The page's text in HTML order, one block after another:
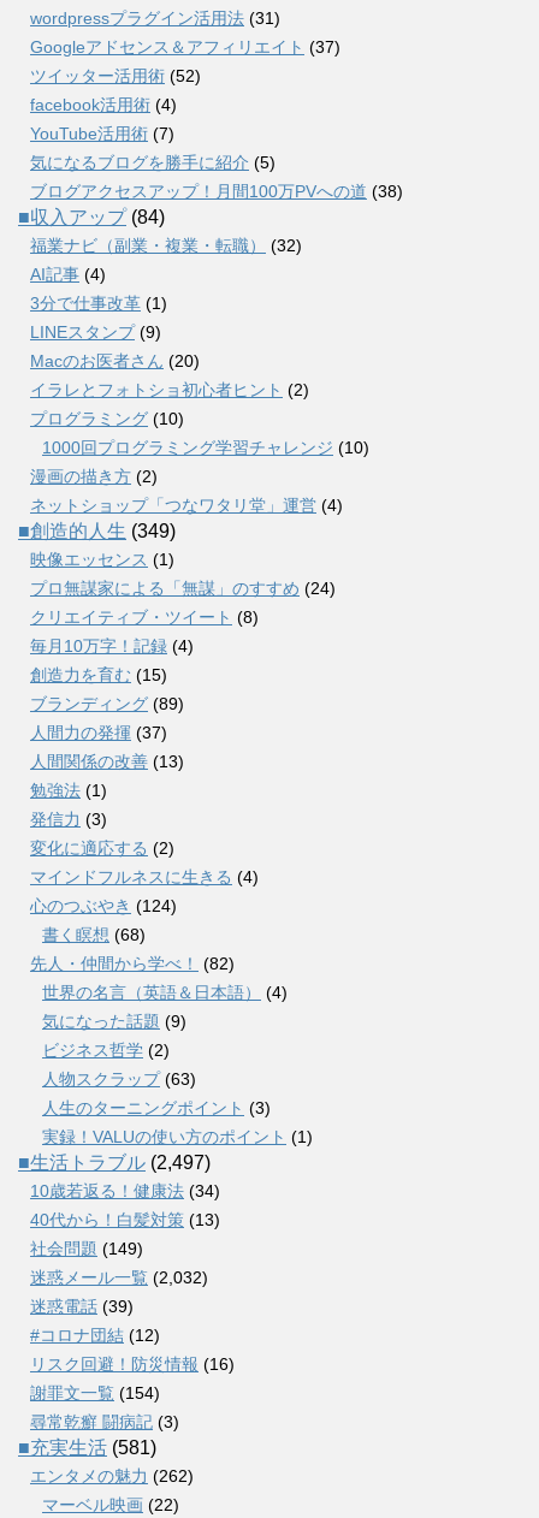
wordpressプラグイン活用法 (31)
Googleアドセンス＆アフィリエイト (37)
ツイッター活用術 (52)
facebook活用術 (4)
YouTube活用術 (7)
気になるブログを勝手に紹介 (5)
ブログアクセスアップ！月間100万PVへの道 (38)
■収入アップ(84)
福業ナビ（副業・複業・転職）
(32)
AI記事 (4)
3分で仕事改革 (1)
LINEスタンプ(9)
Macのお医者さん (20)
イラレとフォトショ初心者ヒント (2)
プログラミング (10)
1000回プログラミング学習チャレンジ (10)
漫画の描き方 (2)
ネットショップ「つなワタリ堂」運営 (4)
■創造的人生 (349)
映像エッセンス (1)
プロ無謀家による「無謀」のすすめ (24)
クリエイティブ・ツイート (8)
毎月10万字！記録 (4)
創造力を育む (15)
ブランディング (89)
人間力の発揮 (37)
人間関係の改善 (13)
勉強法 (1)
発信力 (3)
変化に適応する (2)
マインドフルネスに生きる (4)
心のつぶやき (124)
書く瞑想 (68)
先人・仲間から学べ！
(82)
世界の名言（英語＆日本語）
(4)
気になった話題 (9)
ビジネス哲学 (2)
人物スクラップ(63)
人生のターニングポイント (3)
実録！VALUの使い方のポイント (1)
■生活トラブル (2,497)
10歳若返る！健康法 (34)
40代から！白髪対策 (13)
社会問題 (149)
迷惑メール一覧 (2,032)
迷惑電話 (39)
#コロナ団結 (12)
リスク回避！防災情報 (16)
謝罪文一覧 (154)
尋常乾癬 闘病記 (3)
■充実生活 (581)
エンタメの魅力 (262)
マーベル映画 (22)